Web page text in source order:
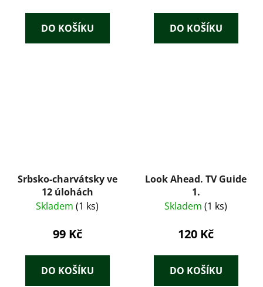
DO KOŠÍKU DO KOŠÍKU
Srbsko-charvátsky ve
12 úlohách
Skladem (1 ks)
99 Kč
DO KOŠÍKU
Look Ahead. TV Guide
1.
Skladem (1 ks)
120 Kč
DO KOŠÍKU